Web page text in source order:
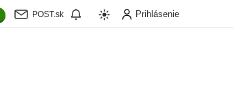
POST.sk Prihlásenie